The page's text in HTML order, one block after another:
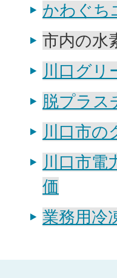
かわぐち
市内の水
川口グリ
脱プラス
川口市の
川口市電
価
業務用冷